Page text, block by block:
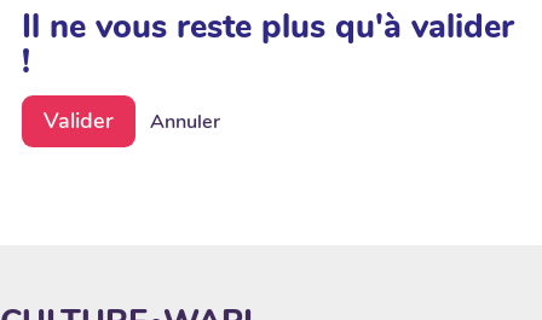
Il ne vous reste plus qu'à valider
!
Valider Annuler